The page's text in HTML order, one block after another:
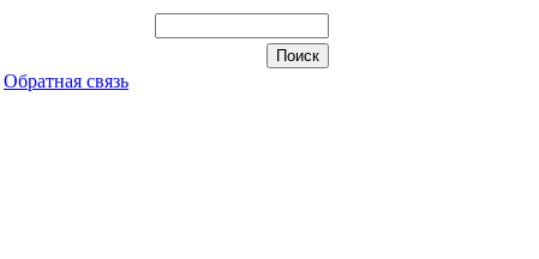
Обратная связь